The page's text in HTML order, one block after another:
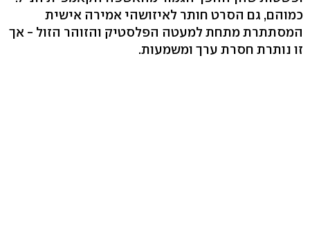
כמוהם, גם הסרט חותר לאיזושהי אמירה אישית
המסתתרת מתחת למעטה הפלסטיק והזוהר הזול - אך
זו נותרת חסרת ערך ומשמעות.